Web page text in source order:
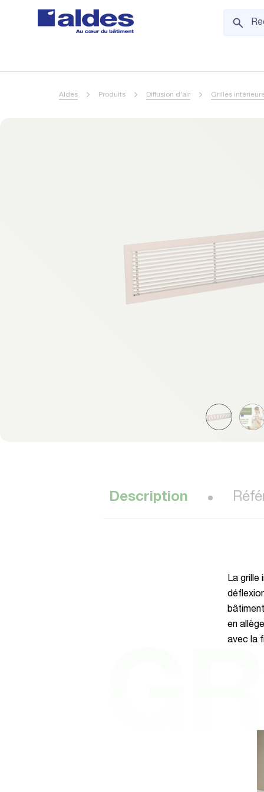
Aldes Produits Diffusion d'air Grilles
Description
La grille
en
avec la